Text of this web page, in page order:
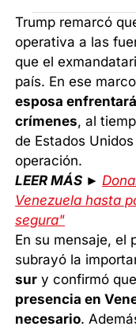
Trump remarcó
operativa a las
que el
país. En ese
esposa
crímenes, al
de Estados
operación.
LEER MÁS ►
Venezuela hasta
segura"
En su mensaje, el
subrayó la
sur y confirmó que
presencia en
necesario.